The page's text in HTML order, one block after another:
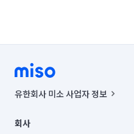
유한회사 미소 사업자 정보
00019 |
회사